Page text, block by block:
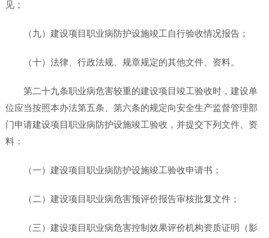
见；
（九）建设项目职业病防护设施竣工自行验收情况报告；
（十）法律、行政法规、规章规定的其他文件、资料。
第二十九条职业病危害较重的建设项目竣工验收时，建设单
位应当按照本办法第五条、第六条的规定向安全生产监督管理部
门申请建设项目职业病防护设施竣工验收，并提交下列文件、资
料：
（一）建设项目职业病防护设施竣工验收申请书；
（二）建设项目职业病危害预评价报告审核批复文件；
（三）建设项目职业病危害控制效果评价机构资质证明（影